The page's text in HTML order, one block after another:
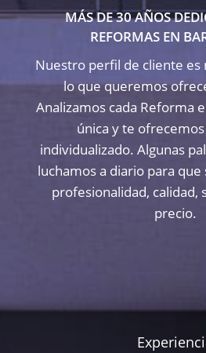
MÁS DE 30 AÑOS
REFORMAS EN
Nuestro perfil de cliente
lo que queremos
Analizamos cada Reforma
única y te
individualizado. Algunas
luchamos a diario para que
profesionalidad, calidad,
precio.